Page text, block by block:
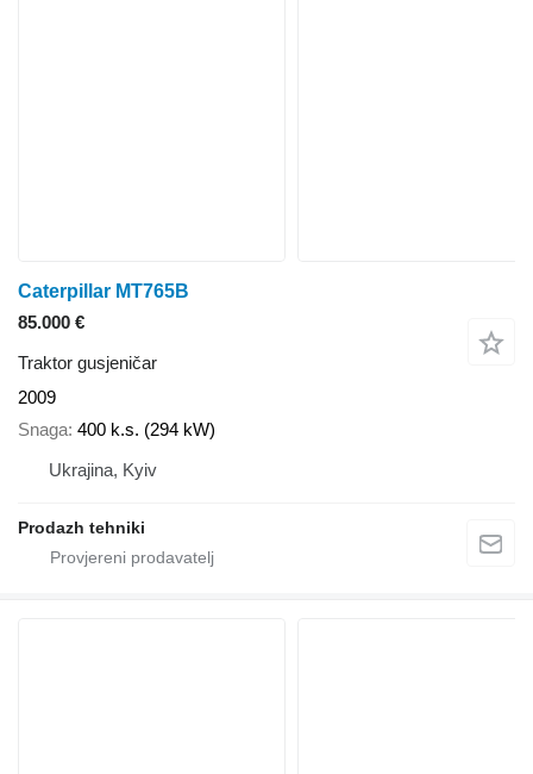
Caterpillar MT765B
85.000 €
Traktor gusjeničar
2009
Snaga 400 k.s. (294 kW)
Ukrajina, Kyiv
Prodazh tehniki